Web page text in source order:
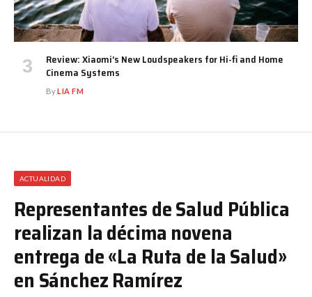
Review: Xiaomi’s New Loudspeakers for Hi-fi and Home
Cinema Systems
ByLIA FM
ACTUALIDAD
Representantes de Salud Pública
realizan la décima novena
entrega de «La Ruta de la Salud»
en Sánchez Ramírez